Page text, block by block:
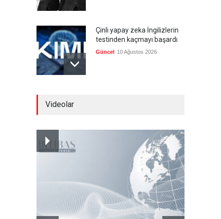
Çinli yapay zeka İngilizlerin
testinden kaçmayı başardı
Güncel 10 Ağustos 2026
Yapay zeka destekli,
ayakkabı üretiminde verim
10 Ağustos 2026
Videolar